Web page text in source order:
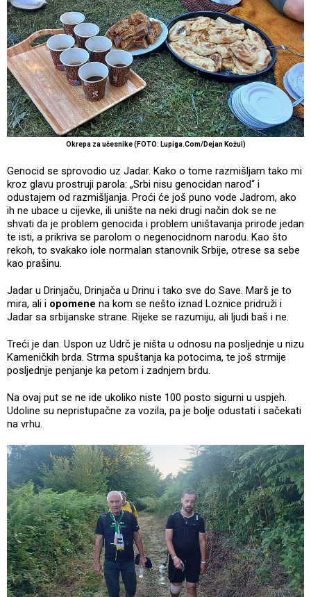
Okrepa za učesnike (FOTO: Lupiga.Com/Dejan Kožul)
Genocid se sprovodio uz Jadar. Kako o tome razmišljam tako mi
kroz glavu prostruji parola: „Srbi nisu genocidan narod“ i
odustajem od razmišljanja. Proći će još puno vode Jadrom, ako
ih ne ubace u cijevke, ili unište na neki drugi način dok se ne
shvati da je problem genocida i problem uništavanja prirode jedan
te isti, a prikriva se parolom o negenocidnom narodu. Kao što
rekoh, to svakako iole normalan stanovnik Srbije, otrese sa sebe
kao prašinu.
Jadar u Drinjaču, Drinjača u Drinu i tako sve do Save. Marš je to
mira, ali i opomene na kom se nešto iznad Loznice pridruži i
Jadar sa srbijanske strane. Rijeke se razumiju, ali ljudi baš i ne.
Treći je dan. Uspon uz Udrč je ništa u odnosu na posljednje u nizu
Kameničkih brda. Strma spuštanja ka potocima, te još strmije
posljednje penjanje ka petom i zadnjem brdu.
Na ovaj put se ne ide ukoliko niste 100 posto sigurni u uspjeh.
Udoline su nepristupačne za vozila, pa je bolje odustati i sačekati
na vrhu.